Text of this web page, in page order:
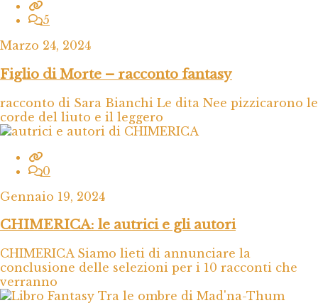
5
Marzo 24, 2024
Figlio di Morte – racconto fantasy
racconto di Sara Bianchi Le dita Nee pizzicarono le
corde del liuto e il leggero
0
Gennaio 19, 2024
CHIMERICA: le autrici e gli autori
CHIMERICA Siamo lieti di annunciare la
conclusione delle selezioni per i 10 racconti che
verranno